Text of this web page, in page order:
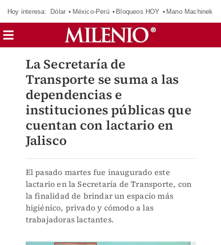
Hoy interesa: Dólar México-Perú Bloqueos HOY Mano Machinek
La Secretaría de
Transporte se suma a las
dependencias e
instituciones públicas que
cuentan con lactario en
Jalisco
El pasado martes fue inaugurado este
lactario en la Secretaría de Transporte, con
la finalidad de brindar un espacio más
higiénico, privado y cómodo a las
trabajadoras lactantes.